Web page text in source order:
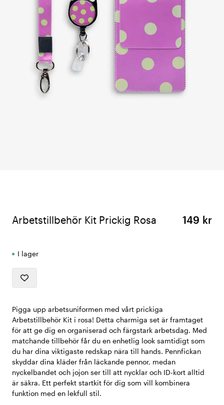
Arbetstillbehör Kit Prickig Rosa 149 kr
I lager
Pigga upp arbetsuniformen med vårt prickiga
Arbetstillbehör Kit i rosa! Detta charmiga set är framtaget
för att ge dig en organiserad och färgstark arbetsdag. Med
matchande tillbehör får du en enhetlig look samtidigt som
du har dina viktigaste redskap nära till hands. Pennfickan
skyddar dina kläder från läckande pennor, medan
nyckelbandet och jojon ser till att nycklar och ID-kort alltid
är säkra. Ett perfekt startkit för dig som vill kombinera
funktion med en lekfull stil.